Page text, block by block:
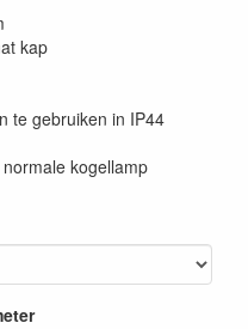
kap
te gebruiken in IP44
kogellamp